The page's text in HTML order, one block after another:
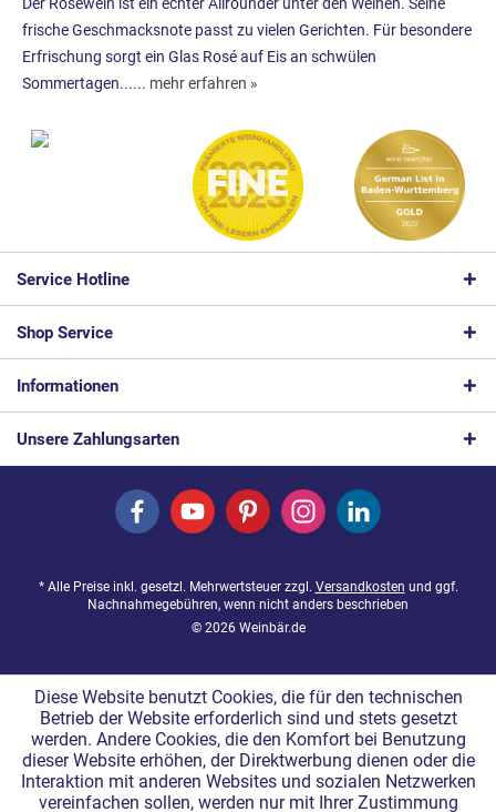
frische Geschmacksnote passt zu vielen Gerichten. Für besondere
Erfrischung sorgt ein Glas Rosé auf Eis an schwülen
Sommertagen...... mehr erfahren »
Service Hotline
Shop Service
Informationen
Unsere Zahlungsarten
* Alle Preise inkl. gesetzl. Mehrwertsteuer zzgl. Versandkosten und ggf.
Nachnahmegebühren, wenn nicht anders beschrieben
© 2026 Weinbär.de
Diese Website benutzt Cookies, die für den technischen
Betrieb der Website erforderlich sind und stets gesetzt
werden. Andere Cookies, die den Komfort bei Benutzung
dieser Website erhöhen, der Direktwerbung dienen oder die
Interaktion mit anderen Websites und sozialen Netzwerken
vereinfachen sollen, werden nur mit Ihrer Zustimmung